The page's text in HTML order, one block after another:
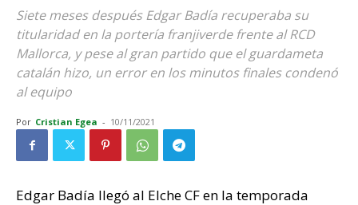
Siete meses después Edgar Badía recuperaba su
titularidad en la portería franjiverde frente al RCD
Mallorca, y pese al gran partido que el guardameta
catalán hizo, un error en los minutos finales condenó
al equipo
Por Cristian Egea - 10/11/2021
Edgar Badía llegó al Elche CF en la temporada